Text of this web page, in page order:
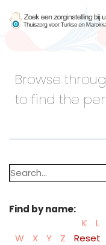
Browse
to find the
Search
for:
Find by name:
K
L
W
X Y Z Reset